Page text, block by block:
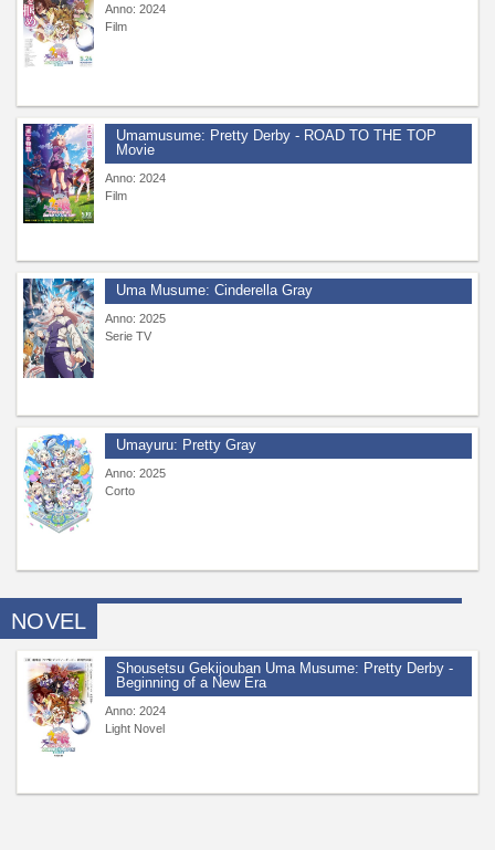
Anno: 2024
Film
Umamusume: Pretty Derby - ROAD TO THE TOP
Movie
Anno: 2024
Film
Uma Musume: Cinderella Gray
Anno: 2025
Serie TV
Umayuru: Pretty Gray
Anno: 2025
Corto
NOVEL
Shousetsu Gekijouban Uma Musume: Pretty Derby -
Beginning of a New Era
Anno: 2024
Light Novel